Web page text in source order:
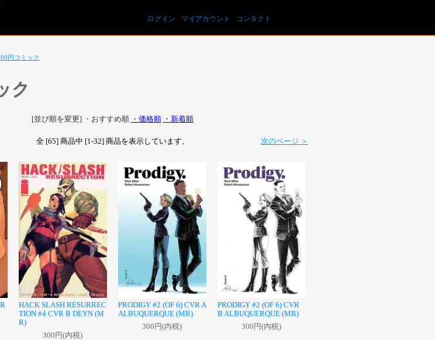
ログイン マイアカウント コンタクト
円コミック
ク
[並び順を変更] ・おすすめ順 ・価格順 ・新着順
全 [65] 商品中 [1-32] 商品を表示しています。 次のページ ＞
HACK SLASH RESURREC
TION #4 CVR B DEYN (M
R)
300円(内税)
PRODIGY #2 (OF 6) CVR A
ALBUQUERQUE (MR)
300円(内税)
PRODIGY #2 (OF 6) CVR
B ALBUQUERQUE (MR)
300円(内税)
用紙ダウンロード